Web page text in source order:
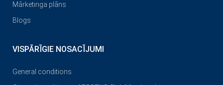
Mārketinga plāns
Blogs
VISPĀRĪGIE NOSACĪJUMI
General conditions